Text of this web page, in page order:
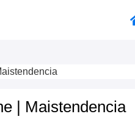
| Maistendencia